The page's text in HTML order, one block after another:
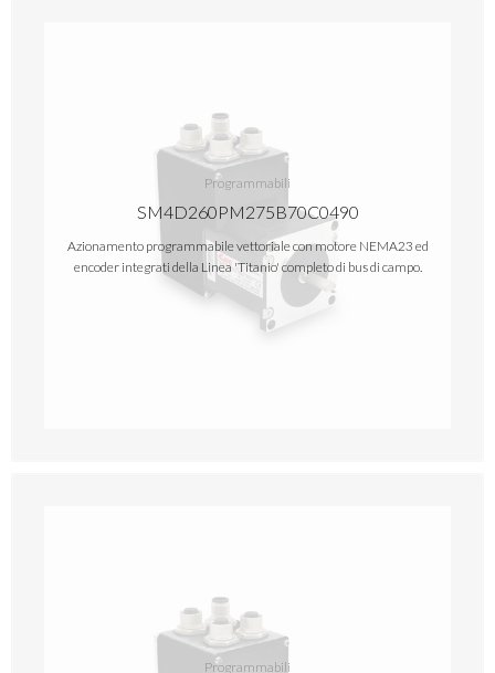
Programmabili
SM4D260PM275B70C0490
Azionamento programmabile vettoriale con motore NEMA23 ed
encoder integrati della Linea 'Titanio' completo di bus di campo.
Programmabili